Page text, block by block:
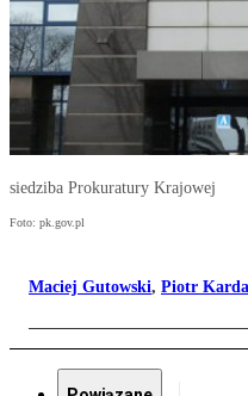
siedziba Prokuratury Krajowej
Foto: pk.gov.pl
Maciej Gutowski, Piotr